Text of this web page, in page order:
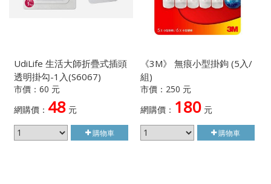
UdiLife 生活大師折疊式插頭
透明掛勾-1入(S6067)
市價：60 元
網購價： 48 元
購物車
《3M》 無痕小型掛鉤 (5入/
組)
市價：250 元
網購價： 180元
購物車